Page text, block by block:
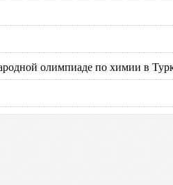
олимпиаде по химии в